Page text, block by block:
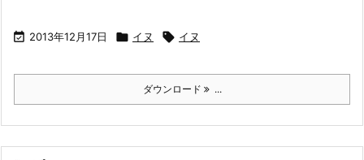
 2013年12月17日  イヌ  イヌ
ダウンロード ...